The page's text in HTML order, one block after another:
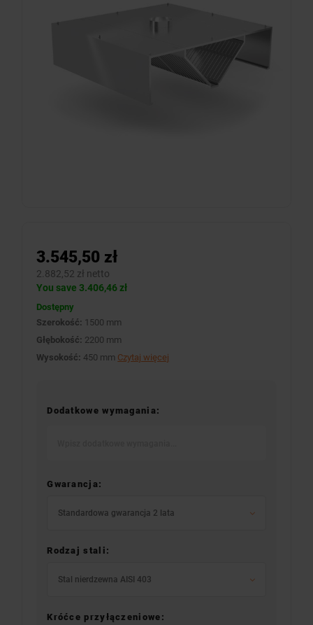
3.545,50 zł
2.882,52 zł netto
You save 3.406,46 zł
Dostępny
Szerokość: 1500 mm
Głębokość: 2200 mm
Wysokość: 450 mm Czytaj więcej
Dodatkowe wymagania:
Gwarancja:
Standardowa gwarancja 2 lata
Rodzaj stali:
Stal nierdzewna AISI 403
Króćce przyłączeniowe: